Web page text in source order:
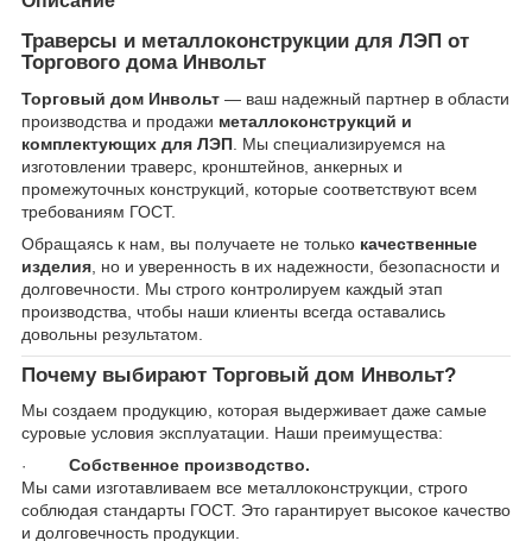
Траверсы и металлоконструкции для ЛЭП от
Торгового дома Инвольт
Торговый дом Инвольт — ваш надежный партнер в области
производства и продажи металлоконструкций и
комплектующих для ЛЭП . Мы специализируемся на
изготовлении траверс, кронштейнов, анкерных и
промежуточных конструкций, которые соответствуют всем
требованиям ГОСТ.
Обращаясь к нам, вы получаете не только качественные
изделия , но и уверенность в их надежности, безопасности и
долговечности. Мы строго контролируем каждый этап
производства, чтобы наши клиенты всегда оставались
довольны результатом.
Почему выбирают Торговый дом Инвольт?
Мы создаем продукцию, которая выдерживает даже самые
суровые условия эксплуатации. Наши преимущества:
·
Собственное производство.
Мы сами изготавливаем все металлоконструкции, строго
соблюдая стандарты ГОСТ. Это гарантирует высокое качество
и долговечность продукции.